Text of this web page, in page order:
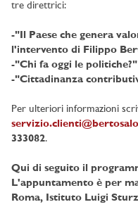
tre direttrici:
-"Il Paese che genera
l'intervento di Filippo
-"Chi fa oggi le politiche?"
-"Cittadinanza
Per ulteriori informazioni
333082.
Qui di seguito il
L'appuntamento è per
Roma, Istituto Luigi